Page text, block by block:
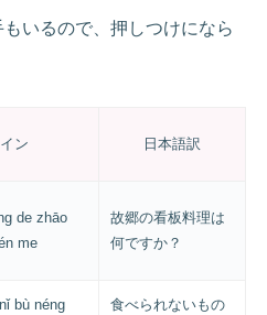
いるので、押しつけになら
ン 日本語訳
de zhāo
me
故郷の看板料理は
何ですか？
bù néng
食べられないもの